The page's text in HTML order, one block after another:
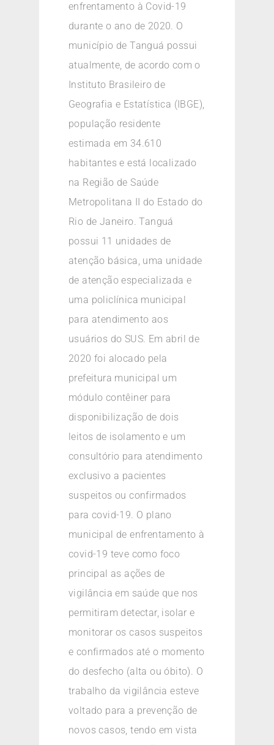
enfrentamento à Covid-19
durante o ano de 2020. O
município de Tanguá possui
atualmente, de acordo com o
Instituto Brasileiro de
Geografia e Estatística (IBGE),
população residente
estimada em 34.610
habitantes e está localizado
na Região de Saúde
Metropolitana II do Estado do
Rio de Janeiro. Tanguá
possui 11 unidades de
atenção básica, uma unidade
de atenção especializada e
uma policlínica municipal
para atendimento aos
usuários do SUS. Em abril de
2020 foi alocado pela
prefeitura municipal um
módulo contêiner para
disponibilização de dois
leitos de isolamento e um
consultório para atendimento
exclusivo a pacientes
suspeitos ou confirmados
para covid-19. O plano
municipal de enfrentamento à
covid-19 teve como foco
principal as ações de
vigilância em saúde que nos
permitiram detectar, isolar e
monitorar os casos suspeitos
e confirmados até o momento
do desfecho (alta ou óbito). O
trabalho da vigilância esteve
voltado para a prevenção de
novos casos, tendo em vista